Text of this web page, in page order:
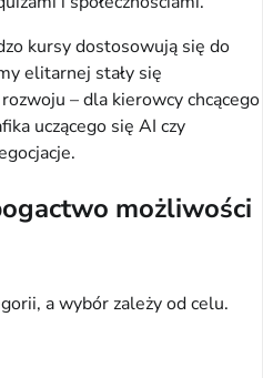
kursy dostosowują się do
elitarnej stały się
– dla kierowcy chcącego
uczącego się AI czy
możliwości
a wybór zależy od celu.